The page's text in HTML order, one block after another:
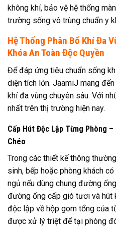
không khí, bảo vệ hệ thống
trường sống vô trùng chuẩn y
Hệ Thống Phân Bổ Khí Đa
Khóa An Toàn Độc Quyền
Để đáp ứng tiêu chuẩn sống
diện tích lớn. JaamiJ mang
khí đa vùng chuyên sâu. Với
nhất trên thị trường hiện nay.
Cấp Hút Độc Lập Từng Phòng
Chéo
Trong các thiết kế thông
sinh, bếp hoặc phòng khách
ngủ nếu dùng chung đường
đường ống cấp gió tươi và hút
độc lập về hộp gom tổng của
được xử lý triệt để tại phòng